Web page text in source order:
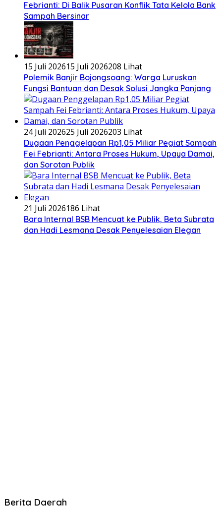
Febrianti: Di Balik Pusaran Konflik Tata Kelola Bank
Sampah Bersinar
15 Juli 202615 Juli 2026208 Lihat
Polemik Banjir Bojongsoang: Warga Luruskan
Fungsi Bantuan dan Desak Solusi Jangka Panjang
24 Juli 202625 Juli 2026203 Lihat
Dugaan Penggelapan Rp1,05 Miliar Pegiat Sampah
Fei Febrianti: Antara Proses Hukum, Upaya Damai,
dan Sorotan Publik
21 Juli 2026186 Lihat
Bara Internal BSB Mencuat ke Publik, Beta Subrata
dan Hadi Lesmana Desak Penyelesaian Elegan
Berita Daerah